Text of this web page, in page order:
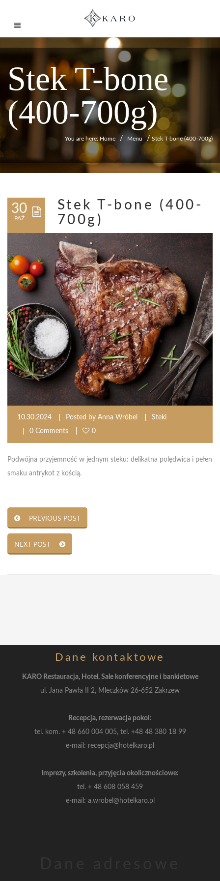
Stek T-bone
(400-700g)
You are here: Home / Menu / Stek T-bone (400-700g)
30
PAŹ
Stek T-bone (400-
700g)
10.30.2024 Posted by Anna Wróbel
Steki
0 Comments
0
Podwójna przyjemność w jednym steku: delikatna polędwica i pełen
smaku antrykot z kością.
PREVIOUS POST
NEXT POST
Dane kontaktowe
KARO Restauracja, Hotel, Sale konferencyjne i bankietowe
ul. Jana Pawła II 2, Mleczków 26-652 Zakrzew
Recepcja, rezerwacja pokoi:
tel. kom. + 48 660 004 005, tel. +48 48 380 18 99
e-mail: recepcja@hotelkaro.pl
Imprezy, szkolenia, przyjęcia okolicznościowe:
tel. + 48 608 058 459
e-mail: a.wrobel@hotelkaro.pl